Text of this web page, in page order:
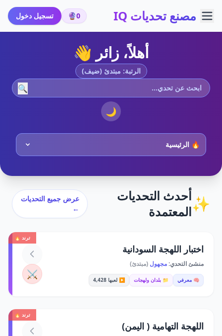
مصنع تحديات IQ 0
🔮 تسجيل دخول
أهلاً، زائر 👋
الرتبة: مبتدئ (ضيف)
🔍
🌙
✨أحدث التحديات
المعتمدة
عرض جميع التحديات
←
ترند 🔥
اختبار اللهجة السودانية
منشئ التحدي:مجهول (مبتدئ)
🧠 معرفي 📁 بلدان ولهجات ▶️ لعبها 4,428 ⚔️
ترند 🔥
اللهجة التهامية ( اليمن)